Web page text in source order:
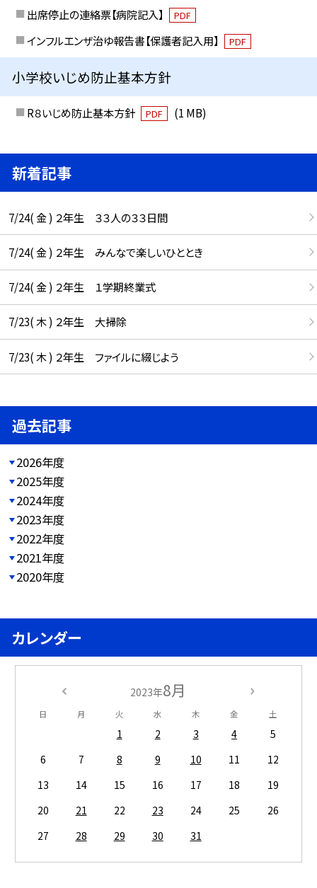
出席停止の連絡票【病院記入】 PDF
インフルエンザ治ゆ報告書【保護者記入用】 PDF
小学校いじめ防止基本方針
R８いじめ防止基本方針 PDF (1 MB)
新着記事
7/24( 金 ) ２年生 ３３人の３３日間
7/24( 金 ) ２年生 みんなで楽しいひととき
7/24( 金 ) ２年生 １学期終業式
7/23( 木 ) ２年生 大掃除
7/23( 木 ) ２年生 ファイルに綴じよう
過去記事
2026年度
2025年度
2024年度
2023年度
2022年度
2021年度
2020年度
カレンダー
2023年8月
日 月 火 水 木 金 土
1 2 3 4
5
6
7 8 9 10 11
12
13
14 15 16 17 18
19
20
21 22 23 24 25
26
27
28 29 30 31